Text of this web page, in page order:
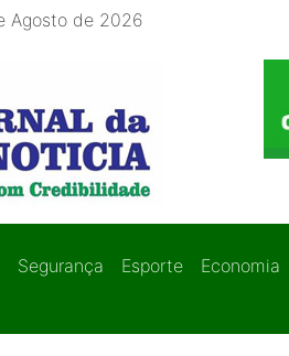
Agosto de 2026
Segurança Esporte Economia